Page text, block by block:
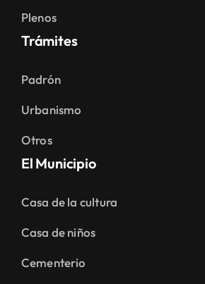
Plenos
Trámites
Padrón
Urbanismo
Otros
El Municipio
Casa de la cultura
Casa de niños
Cementerio